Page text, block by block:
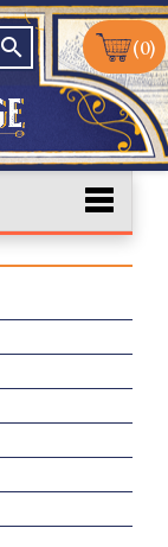
search (0)